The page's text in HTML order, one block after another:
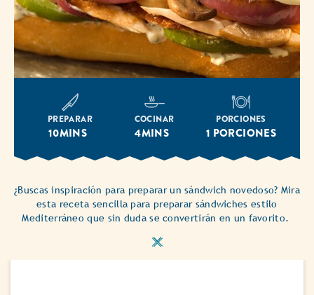
PREPARAR
10MINS
COCINAR
4MINS
PORCIONES
1 PORCIONES
¿Buscas inspiración para preparar un sándwich novedoso? Mira
esta receta sencilla para preparar sándwiches estilo
Mediterráneo que sin duda se convertirán en un favorito.